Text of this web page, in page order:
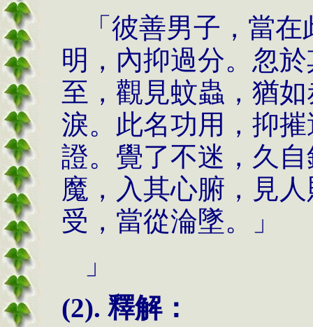
「彼善男子，當
明，內抑過分。忽
至，觀見蚊蟲，猶
淚。此名功用，抑
證。覺了不迷，久
魔，入其心腑，見
受，當從淪墜。」
」
(2). 釋解：